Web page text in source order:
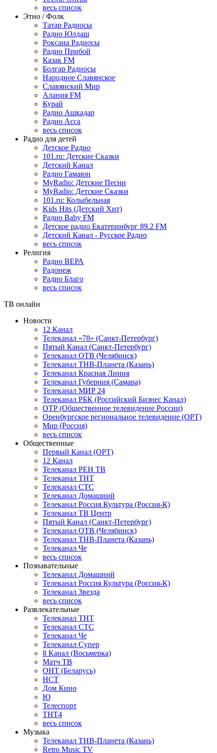
весь список
Этно / Фолк
Татар Радиосы
Радио Юлдаш
Роксана Радиосы
Радио Прибой
Казак FM
Болгар Радиосы
Народное Славянское
Славянский Мир
Алания FM
Курай
Радио Ашкадар
Радио Асса
весь список
Радио для детей
Детское Радио
101.ru: Детские Сказки
Детский Канал
Радио Гамаюн
MyRadio: Детские Песни
MyRadio: Детские Сказки
101.ru: Колыбельная
Kids Hits (Детский Хит)
Радио Baby FM
Детское радио Екатеринбург 89.2 FM
Детский Канал - Русское Радио
весь список
Религия
Радио ВЕРА
Радонеж
Радио Благо
весь список
ТВ онлайн
Новости
12 Канал
Телеканал «78» (Санкт-Петербург)
Пятый Канал (Санкт-Петербург)
Телеканал ОТВ (Челябинск)
Телеканал ТНВ-Планета (Казань)
Телеканал Красная Линия
Телеканал Губерния (Самара)
Телеканал МИР 24
Телеканал РБК (Российский Бизнес Канал)
ОТР (Общественное телевидение России)
Оренбургское региональное телевидение (ОРТ)
Мир (Россия)
весь список
Общественные
Первый Канал (ОРТ)
12 Канал
Телеканал РЕН ТВ
Телеканал ТНТ
Телеканал СТС
Телеканал Домашний
Телеканал Россия Культура (Россия-К)
Телеканал ТВ Центр
Пятый Канал (Санкт-Петербург)
Телеканал ОТВ (Челябинск)
Телеканал ТНВ-Планета (Казань)
Телеканал Че
весь список
Познавательные
Телеканал Домашний
Телеканал Россия Культура (Россия-К)
Телеканал Звезда
весь список
Развлекательные
Телеканал ТНТ
Телеканал СТС
Телеканал Че
Телеканал Супер
8 Канал (Восьмерка)
Матч ТВ
ОНТ (Беларусь)
НСТ
Дом Кино
Ю
Телеспорт
ТНТ4
весь список
Музыка
Телеканал ТНВ-Планета (Казань)
Retro Music TV